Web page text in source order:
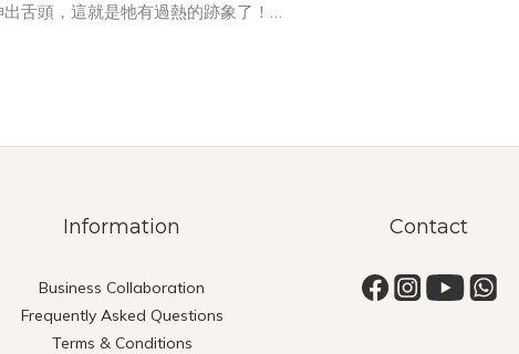
舌頭，這就是牠有過熱的跡象了！
特別是香港的冬天又和暖又潮濕，有時候我們用體感的感受以為當天
Information
Business Collaboration
Frequently Asked Questions
Terms & Conditions
Contact